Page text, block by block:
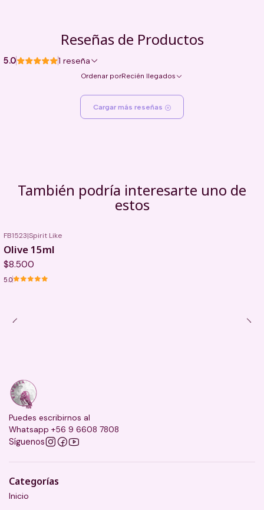
Reseñas de Productos
5.0 1 reseña
Ordenar porRecién llegados
Cargar más reseñas
También podría interesarte uno de
estos
FB1523|Spirit Like
Olive 15ml
$8.500
5.0
Puedes escribirnos al
Whatsapp +56 9 6608 7808
Síguenos
Categorías
Inicio